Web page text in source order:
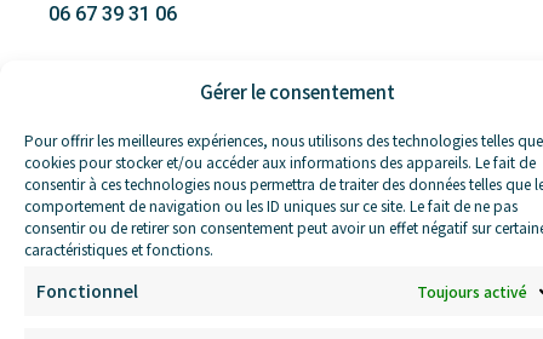
Gérer le consentement
Pour offrir les meilleures expériences, nous utilisons des technologies telles
cookies pour stocker et/ou accéder aux informations des appareils. Le fait de
consentir à ces technologies nous permettra de traiter des données telles que
comportement de navigation ou les ID uniques sur ce site. Le fait de ne pas
consentir ou de retirer son consentement peut avoir un effet négatif sur
caractéristiques et fonctions.
Fonctionnel Toujours activé
06 67 39 31 06
En savoir plus